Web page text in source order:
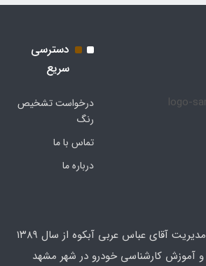
دسترسی
سریع
درخواست تشخیص
رنگ
تماس با ما
درباره ما
با مدیریت آقای عباس عربی آبکوه از سال ۱۳۸۹
آموزش کارشناسی خودرو در شهر مشهد